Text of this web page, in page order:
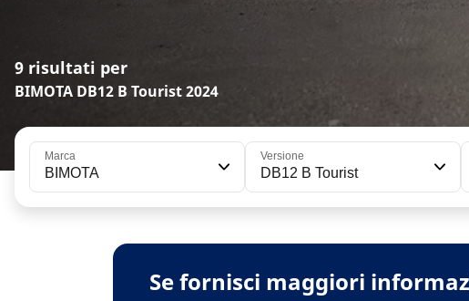
9 risultati per
BIMOTA DB12 B Tourist 2024
Marca
BIMOTA
Versione
DB12 B Tourist
Se fornisci maggiori